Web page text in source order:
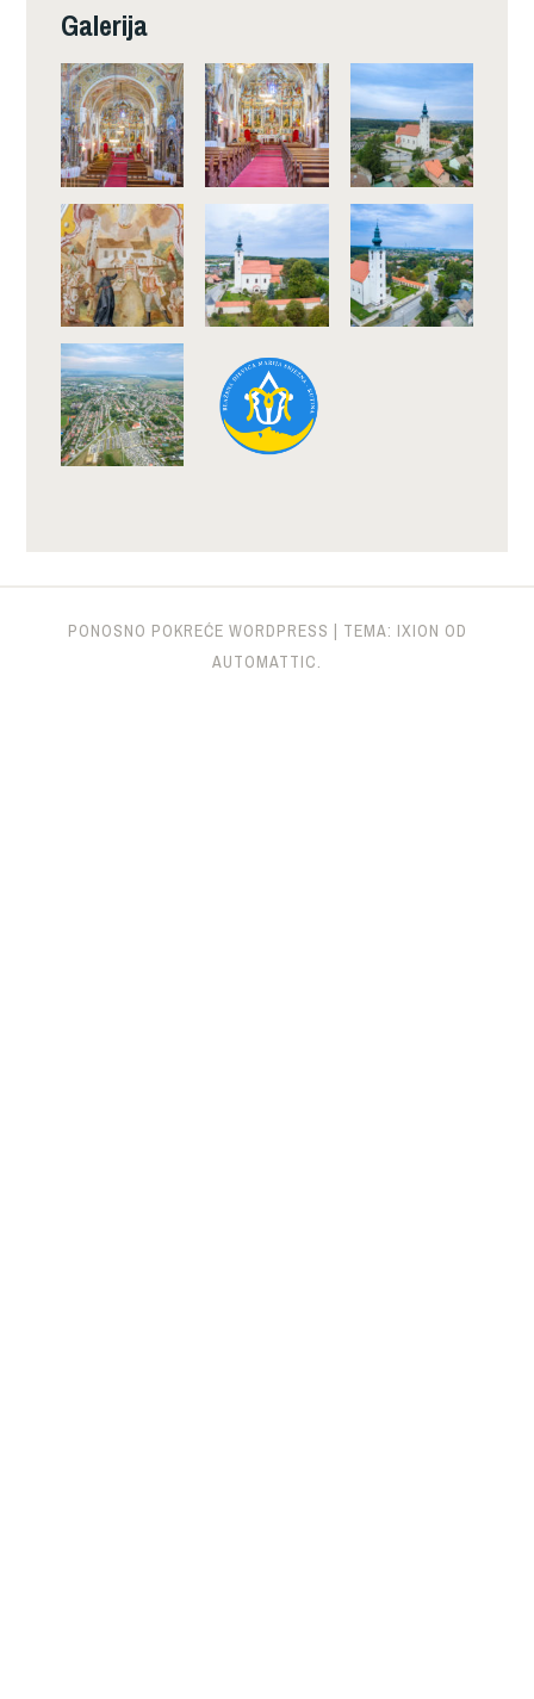
Galerija
PONOSNO POKREĆE WORDPRESS | TEMA: IXION OD
AUTOMATTIC.